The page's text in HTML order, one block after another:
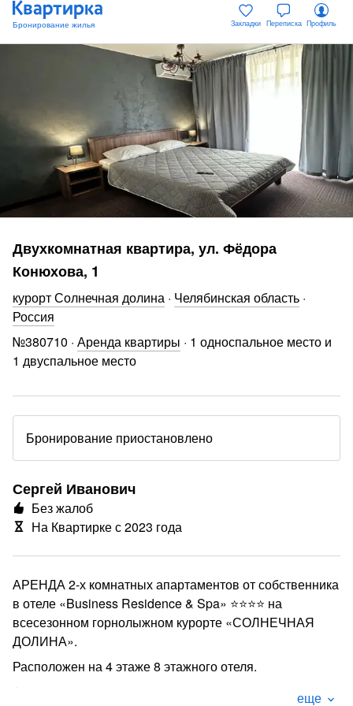
Закладки Переписка Профиль
Двухкомнатная квартира, ул. Фёдора
Конюхова, 1
курорт Солнечная долина · Челябинская область ·
Россия
№380710 · Аренда квартиры · 1 односпальное место и
1 двуспальное место
Бронирование приостановлено
Сергей Иванович
Без жалоб
На Квартирке с 2023 года
АРЕНДА 2-х комнатных апартаментов от собственника
в отеле «Business Residence & Spa» ⭐️⭐️⭐️⭐️ на
всесезонном горнолыжном курорте «СОЛНЕЧНАЯ
ДОЛИНА».
Расположен на 4 этаже 8 этажного отеля.
еще